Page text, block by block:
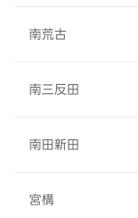
南荒古
南三反田
南田新田
宮構